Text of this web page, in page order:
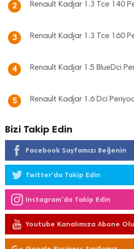
2 Renault Kadjar 1.3 Tce 140
3 Renault Kadjar 1.3 Tce 160
4 Renault Kadjar 1.5 BlueDci
5 Renault Kadjar 1.6 Dci
Bizi Takip Edin
Facebook Sayfamızı Beğenin
Twitter'da Takip Edin
Instagram'da Takip Edin
Youtube Kanalımıza Abone